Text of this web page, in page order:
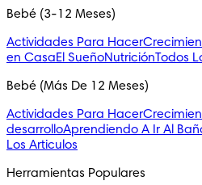
Bebé (3-12 Meses)
Actividades Para Hacer
en CasaEl SueñoNutriciónTodos
Bebé (Más De 12 Meses)
Actividades Para Hacer
desarrolloAprendiendo A Ir Al
Los Articulos
Herramientas Populares